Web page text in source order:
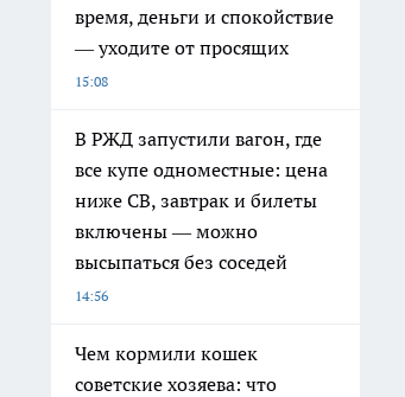
время, деньги и спокойствие
— уходите от просящих
15:08
В РЖД запустили вагон, где
все купе одноместные: цена
ниже СВ, завтрак и билеты
включены — можно
высыпаться без соседей
14:56
Чем кормили кошек
советские хозяева: что